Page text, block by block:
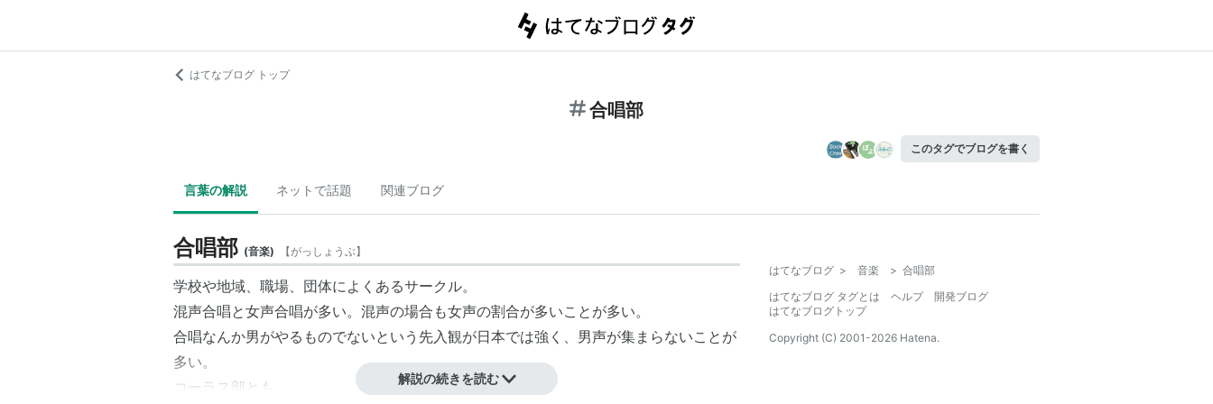
はてなブログ トップ
合唱部
このタグでブログを書く
言葉の解説 ネットで話題 関連ブログ
合唱部 (音楽) 【がっしょうぶ】
学校や地域、職場、団体によくあるサークル。
混声合唱と女声合唱が多い。混声の場合も女声の割合が多いことが多い。
合唱なんか男がやるものでないという先入観が日本では強く、男声が集まらないことが
多い。
コーラス部とも。
解説の続きを読む
はてなブログ > 音楽 > 合唱部
はてなブログ タグとは
ヘルプ
開発ブログ
はてなブログトップ
Copyright (C) 2001-2026 Hatena.